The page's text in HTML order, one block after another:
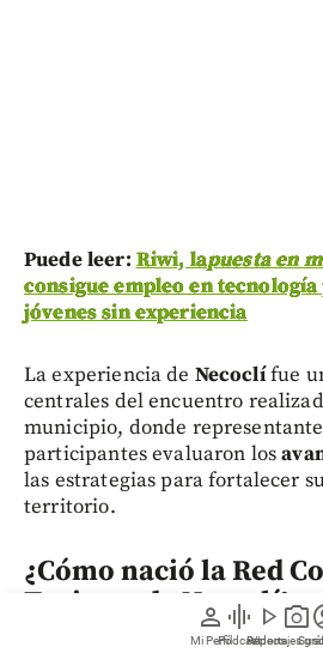
person
Mi Perfil
graphic_eq
Pódcast
play_arrow
Videos
photo_camera
Reportajes
Puede leer: Riwi, lapuesta en
consigue empleo en tecnología
jóvenes sin experiencia
La experiencia de Necoclífue
centrales del encuentro
municipio, donde
participantes evaluaron los
las estrategias para fortalecer
territorio.
¿Cómo nació la Red
Turismo de Necoclí?